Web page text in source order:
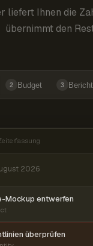
liefert Ihnen die
übernimmt den
2 Budget 3 Bericht
2026
Mockup entwerfen
überprüfen